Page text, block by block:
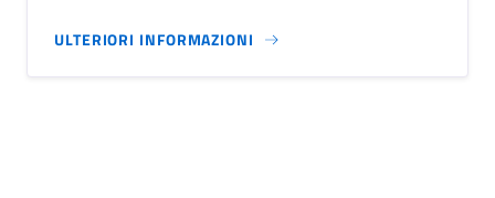
ULTERIORI INFORMAZIONI